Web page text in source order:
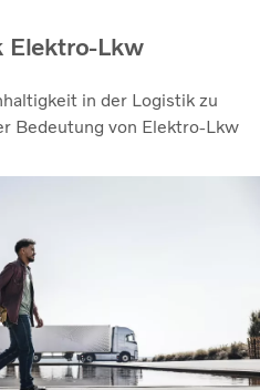
Elektro-Lkw
in der Logistik zu
Bedeutung von Elektro-Lkw